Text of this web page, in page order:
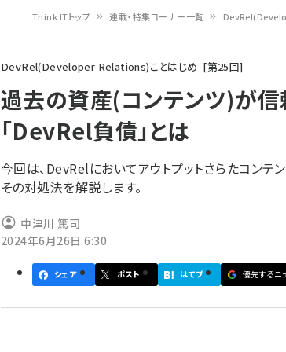
ン
く
ず
Think ITトップ 連載・特集コーナー一覧
DevRel(Developer Relations)ことはじめ 第25回
過去の資産(コンテンツ)が
「DevRel負債」とは
今回は、DevRelにおいてアウトプットさらたコンテ
その対処法を解説します。
中津川 篤司
2024年6月26日 6:30
シェア ポスト はてブ 優先するニ